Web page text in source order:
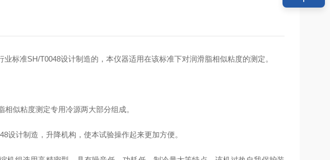
业标准SH/T0048设计制造的，本仪器适用在该标准下对润滑脂相似粘度的测定。
似粘度测定专用冷源两大部分组成。
设计制造，升降机构，使本试验操作起来更加方便。